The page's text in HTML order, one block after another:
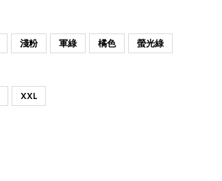
淺粉 軍綠 橘色 螢光綠
XXL